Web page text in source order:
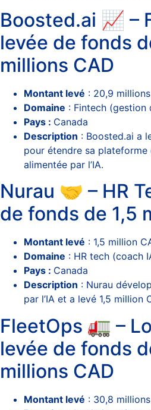
Boosted.ai 📈 –
levée de fonds
millions CAD
Montant levé : 20,9
Domaine : Fintech (gestion
Pays : Canada
Description : Boosted.ai a
pour étendre sa plateforme
alimentée par l’IA.
Nurau 🤝 – HR
de fonds de 1,5
Montant levé : 1,5 million
Domaine : HR tech (coach
Pays : Canada
Description : Nurau
par l’IA et a levé 1,5 million
FleetOps 🚛 –
levée de fonds
millions CAD
Montant levé : 30,8